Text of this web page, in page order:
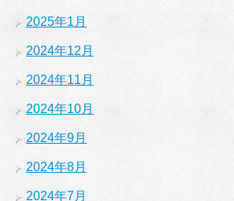
2025年1月
2024年12月
2024年11月
2024年10月
2024年9月
2024年8月
2024年7月